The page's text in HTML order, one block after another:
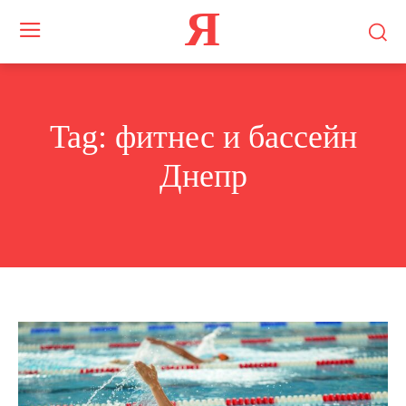
Я
Tag: фитнес и бассейн
Днепр